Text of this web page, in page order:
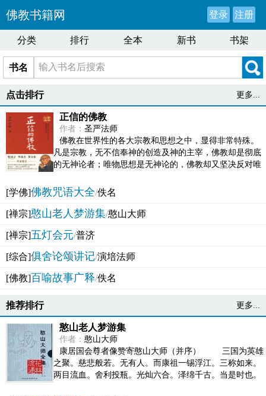
佛教书籍网 登录 注册
分类 排行 全本 新书 书架
书名
点击排行 更多...
正信的佛教
作者： 圣严法师
佛教在世界性的各大宗教和思想之中，显得非常特殊。
凡是宗教，无不信奉神的创造及神的主宰，佛教却是彻底
的无神论者；唯物思想是无神论的，佛教却又坚决反对唯
[学佛]佛教咒语大全/佚名
[禅宗]憨山老人梦游集/憨山大师
[禅宗]五灯会元/普济
[综合]俱舍论颂讲记/演培法师
[佛教]百喻故事广释/佚名
推荐排行 更多...
憨山老人梦游集
作者： 憨山大师
康居国会尊者像赞寄憨山大师（并序） 三国为英雄
之聚。慈悲般若。无有人。而康祖一锡浮江。三称如来。
两目流血。舍利投瓶。光灿六合。泽绵千古。当是时也。